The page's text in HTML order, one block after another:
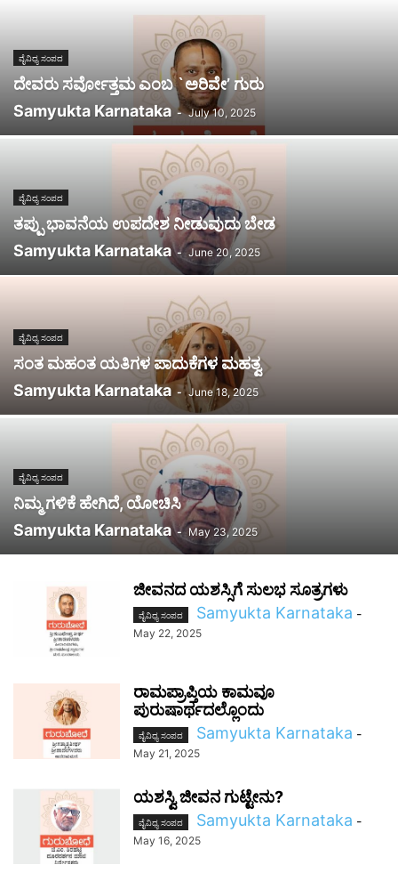
ವೈವಿಧ್ಯ ಸಂಪದ
ದೇವರು ಸರ್ವೋತ್ತಮ ಎಂಬ `ಅರಿವೇ’ ಗುರು
Samyukta Karnataka - July 10, 2025
ವೈವಿಧ್ಯ ಸಂಪದ
ತಪ್ಪು ಭಾವನೆಯ ಉಪದೇಶ ನೀಡುವುದು ಬೇಡ
Samyukta Karnataka - June 20, 2025
ವೈವಿಧ್ಯ ಸಂಪದ
ಸಂತ ಮಹಂತ ಯತಿಗಳ ಪಾದುಕೆಗಳ ಮಹತ್ವ
Samyukta Karnataka - June 18, 2025
ವೈವಿಧ್ಯ ಸಂಪದ
ನಿಮ್ಮ ಗಳಿಕೆ ಹೇಗಿದೆ, ಯೋಚಿಸಿ
Samyukta Karnataka - May 23, 2025
ಜೀವನದ ಯಶಸ್ಸಿಗೆ ಸುಲಭ ಸೂತ್ರಗಳು
ವೈವಿಧ್ಯ ಸಂಪದ Samyukta Karnataka -
May 22, 2025
ರಾಮಪ್ರಾಪ್ತಿಯ ಕಾಮವೂ
ಪುರುಷಾರ್ಥದಲ್ಲೊಂದು
ವೈವಿಧ್ಯ ಸಂಪದ Samyukta Karnataka -
May 21, 2025
ಯಶಸ್ವಿ ಜೀವನ ಗುಟ್ಟೇನು?
ವೈವಿಧ್ಯ ಸಂಪದ Samyukta Karnataka -
May 16, 2025